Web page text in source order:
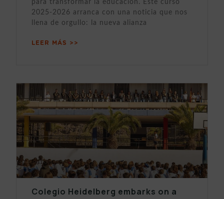
para transformar la educación. Este curso
2025-2026 arranca con una noticia que nos
llena de orgullo: la nueva alianza
LEER MÁS >>
Colegio Heidelberg embarks on a